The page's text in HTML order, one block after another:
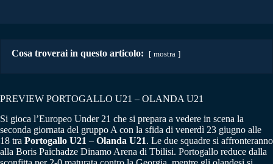
Cosa troverai in questo articolo: mostra
PREVIEW PORTOGALLO U21 – OLANDA U21
Si gioca l’Europeo Under 21 che si prepara a vedere in scena la
seconda giornata del gruppo A con la sfida di venerdì 23 giugno alle
18 tra Portogallo U21 – Olanda U21. Le due squadre si affronteranno
alla Boris Paichadze Dinamo Arena di Tbilisi. Portogallo reduce dalla